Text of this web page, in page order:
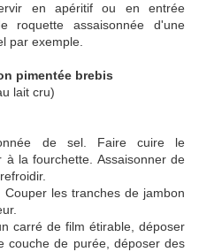
en apéritif ou en entrée
roquette assaisonnée d'une
par exemple.
pimentée brebis
lait cru)
de sel. Faire cuire le
la fourchette. Assaisonner de
les tranches de jambon
carré de film étirable, déposer
couche de purée, déposer des